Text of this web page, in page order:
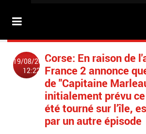
19/08/2022
12:22
Corse: En raison de
France 2 annonce
de "Capitaine
initialement prévu
été tourné sur l’île,
par un autre épisode